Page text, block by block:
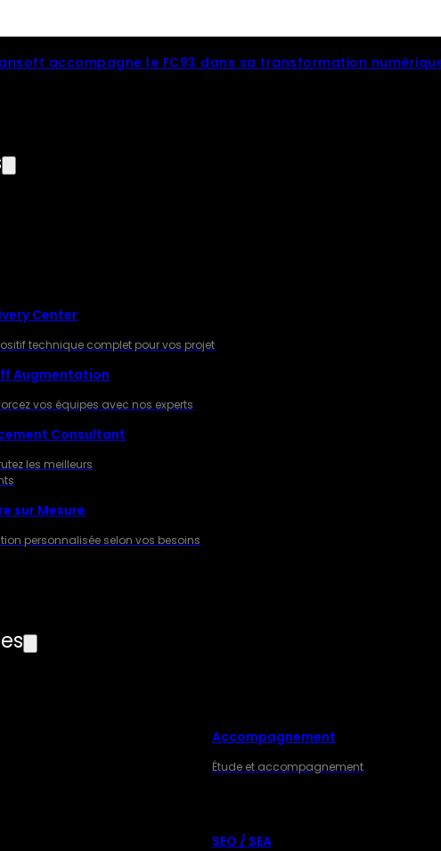
accompagne le FC93 dans sa transformation
Center
technique complet pour vos projet
Augmentation
vos équipes avec nos experts
Consultant
les meilleurs
sur Mesure
personnalisée selon vos besoins
Accompagnement
Étude et accompagnement
SEO / SEA